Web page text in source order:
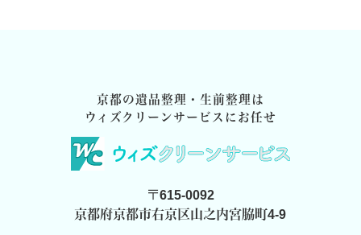
京都の遺品整理・生前整理は
ウィズクリーンサービスにお任せ
〒615-0092
京都府京都市右京区山之内宮脇町4-9